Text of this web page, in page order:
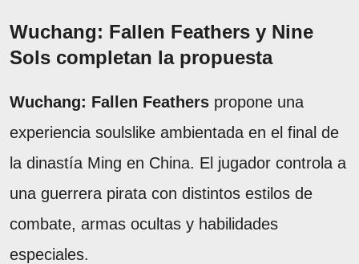
Wuchang: Fallen Feathers y Nine
Sols completan la propuesta
Wuchang: Fallen Feathers propone una
experiencia soulslike ambientada en el final de
la dinastía Ming en China. El jugador controla a
una guerrera pirata con distintos estilos de
combate, armas ocultas y habilidades
especiales.